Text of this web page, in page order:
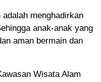
menghadirkan
anak-anak yang
aman bermain dan
Wisata Alam